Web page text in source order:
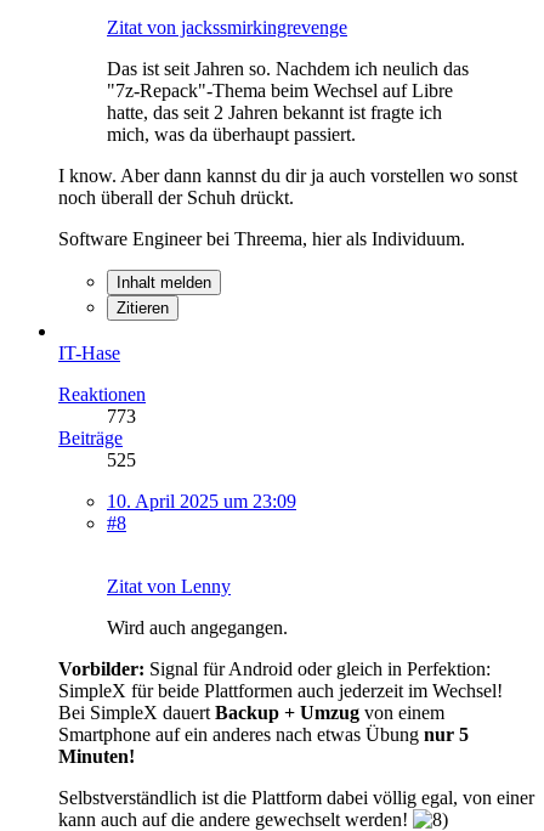
Zitat von jackssmirkingrevenge
Das ist seit Jahren so. Nachdem ich neulich das
"7z-Repack"-Thema beim Wechsel auf Libre
hatte, das seit 2 Jahren bekannt ist fragte ich
mich, was da überhaupt passiert.
I know. Aber dann kannst du dir ja auch vorstellen wo sonst
noch überall der Schuh drückt.
Software Engineer bei Threema, hier als Individuum.
Inhalt melden
Zitieren
IT-Hase
Reaktionen
773
Beiträge
525
10. April 2025 um 23:09
#8
Zitat von Lenny
Wird auch angegangen.
Vorbilder: Signal für Android oder gleich in Perfektion:
SimpleX für beide Plattformen auch jederzeit im Wechsel!
Bei SimpleX dauert Backup + Umzug von einem
Smartphone auf ein anderes nach etwas Übung nur 5
Minuten!
Selbstverständlich ist die Plattform dabei völlig egal, von einer
kann auch auf die andere gewechselt werden!